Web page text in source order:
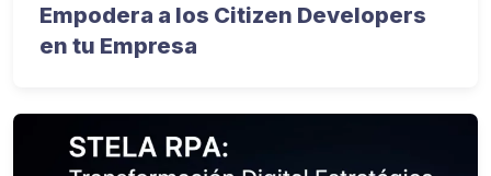
Empodera a los Citizen Developers
en tu Empresa